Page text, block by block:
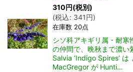
310円(税別)
(税込: 341円)
在庫数 20点
シソ科アキギリ属・耐寒
の仲間で、晩秋まで濃い
Salvia ‘Indigo Spires’ は
MacGregor が Hunti…